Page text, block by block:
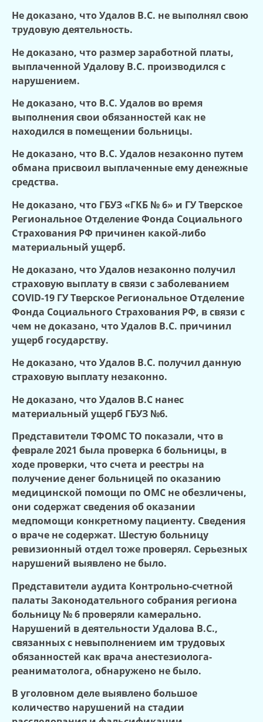
Не доказано, что Удалов В.С. не выполнял свою
трудовую деятельность.
Не доказано, что размер заработной платы,
выплаченной Удалову В.С. производился с
нарушением.
Не доказано, что В.С. Удалов во время
выполнения свои обязанностей как не
находился в помещении больницы.
Не доказано, что В.С. Удалов незаконно путем
обмана присвоил выплаченные ему денежные
средства.
Не доказано, что ГБУЗ «ГКБ № 6» и ГУ Тверское
Региональное Отделение Фонда Социального
Страхования РФ причинен какой-либо
материальный ущерб.
Не доказано, что Удалов незаконно получил
страховую выплату в связи с заболеванием
COVID-19 ГУ Тверское Региональное Отделение
Фонда Социального Страхования РФ, в связи с
чем не доказано, что Удалов В.С. причинил
ущерб государству.
Не доказано, что Удалов В.С. получил данную
страховую выплату незаконно.
Не доказано, что Удалов В.С нанес
материальный ущерб ГБУЗ №6.
Представители ТФОМС ТО показали, что в
феврале 2021 была проверка 6 больницы, в
ходе проверки, что счета и реестры на
получение денег больницей по оказанию
медицинской помощи по ОМС не обезличены,
они содержат сведения об оказании
медпомощи конкретному пациенту. Сведения
о враче не содержат. Шестую больницу
ревизионный отдел тоже проверял. Серьезных
нарушений выявлено не было.
Представители аудита Контрольно-счетной
палаты Законодательного собрания региона
больницу № 6 проверяли камерально.
Нарушений в деятельности Удалова В.С.,
связанных с невыполнением им трудовых
обязанностей как врача анестезиолога-
реаниматолога, обнаружено не было.
В уголовном деле выявлено большое
количество нарушений на стадии